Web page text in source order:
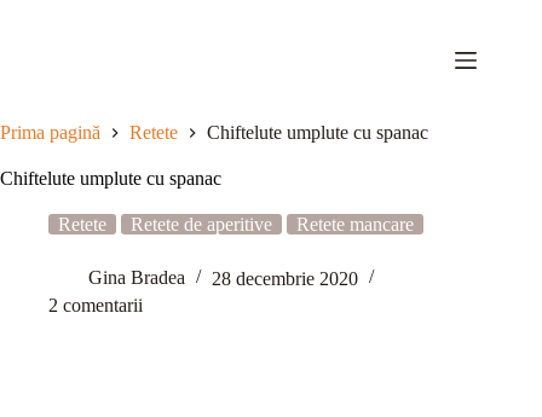
Prima pagină Retete Chiftelute umplute cu spanac
Chiftelute umplute cu spanac
Retete Retete de aperitive Retete mancare
Gina Bradea
28 decembrie 2020
2 comentarii